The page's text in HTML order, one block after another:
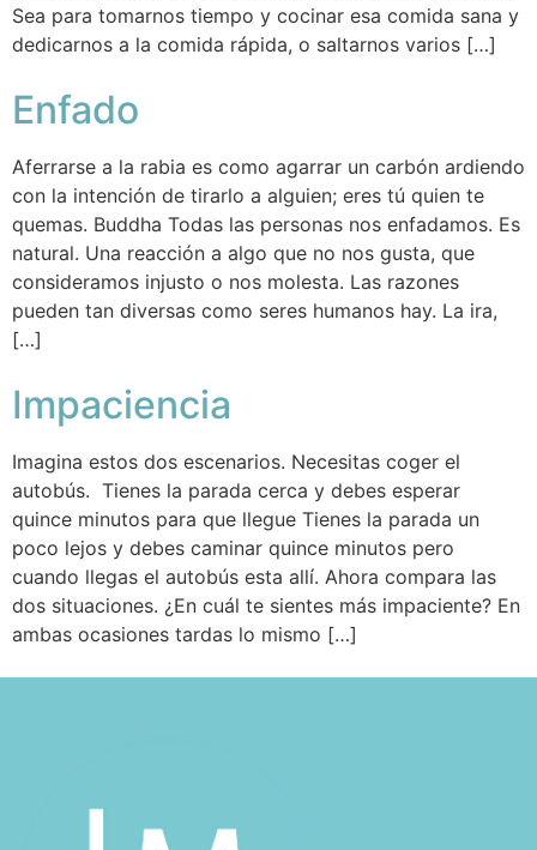
Sea para tomarnos tiempo y cocinar esa comida sana y
dedicarnos a la comida rápida, o saltarnos varios […]
Enfado
Aferrarse a la rabia es como agarrar un carbón ardiendo
con la intención de tirarlo a alguien; eres tú quien te
quemas. Buddha Todas las personas nos enfadamos. Es
natural. Una reacción a algo que no nos gusta, que
consideramos injusto o nos molesta. Las razones
pueden tan diversas como seres humanos hay. La ira,
[…]
Impaciencia
Imagina estos dos escenarios. Necesitas coger el
autobús. Tienes la parada cerca y debes esperar
quince minutos para que llegue Tienes la parada un
poco lejos y debes caminar quince minutos pero
cuando llegas el autobús esta allí. Ahora compara las
dos situaciones. ¿En cuál te sientes más impaciente? En
ambas ocasiones tardas lo mismo […]